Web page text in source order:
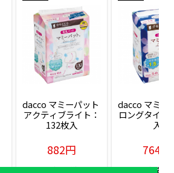
dacco マミーパット
アクティブライト：
132枚入
882円
販売価格(税込)
dacco マミー
ロングタイム
入
764円
販売価格(税